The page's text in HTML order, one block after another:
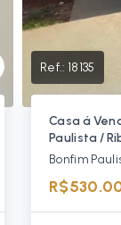
Ref.: 18135
Casa á
Paulista /
Bonfim